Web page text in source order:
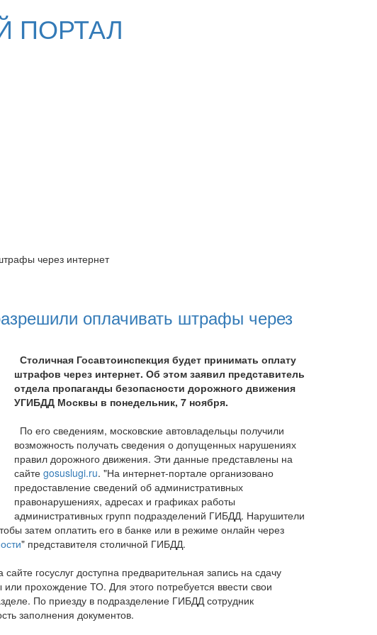
ПОРТАЛ
через интернет
оплачивать штрафы через
Столичная Госавтоинспекция будет принимать оплату
штрафов через интернет. Об этом заявил представитель
отдела пропаганды безопасности дорожного движения
УГИБДД Москвы в понедельник, 7 ноября.
По его сведениям, московские автовладельцы получили
возможность получать сведения о допущенных нарушениях
правил дорожного движения. Эти данные представлены на
сайте gosuslugi.ru. "На интернет-портале организовано
предоставление сведений об административных
правонарушениях, адресах и графиках работы
административных групп подразделений ГИБДД. Нарушители
затем оплатить его в банке или в режиме онлайн через
" представителя столичной ГИБДД.
госуслуг доступна предварительная запись на сдачу
прохождение ТО. Для этого потребуется ввести свои
По приезду в подразделение ГИБДД сотрудник
заполнения документов.